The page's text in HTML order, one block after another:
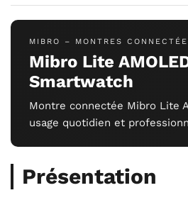
MIBRO – MONTRES
Mibro Lite
Smartwatch
Montre connectée Mibro Lite
usage quotidien et
Présentation